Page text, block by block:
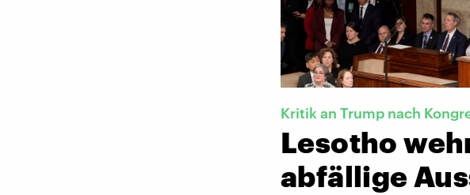
Kritik an Trump nach
Lesotho
abfällige